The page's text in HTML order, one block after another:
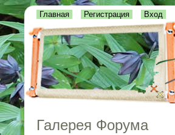
Главная Регистрация Вход
Галерея Форума